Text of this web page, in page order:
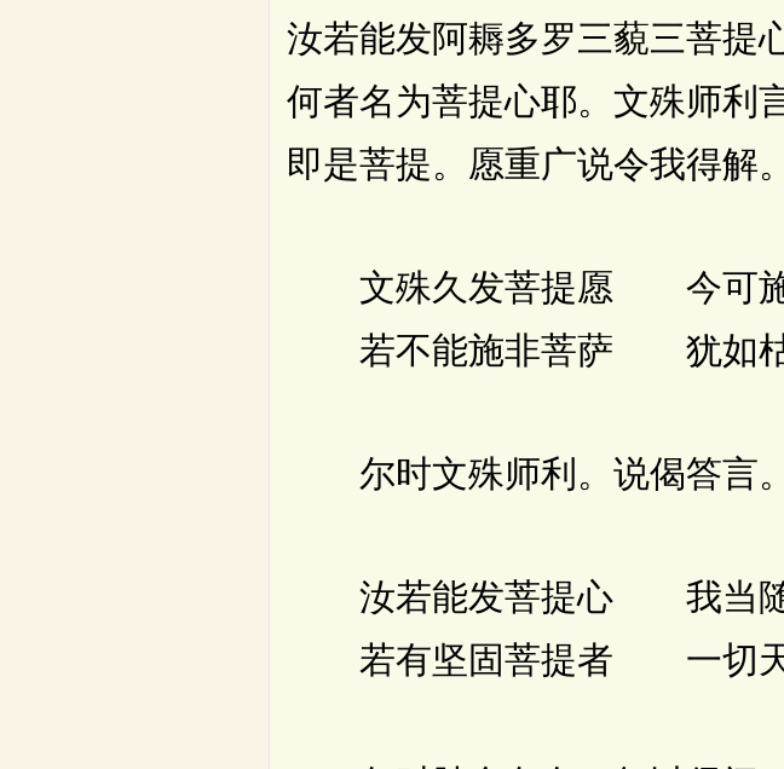
汝若能发阿耨多罗三藐三菩提
何者名为菩提心耶。文殊师利
即是菩提。愿重广说令我得解
文殊久发菩提愿 今可施
若不能施非菩萨 犹如枯
尔时文殊师利。说偈答言。
汝若能发菩提心 我当随
若有坚固菩提者 一切天